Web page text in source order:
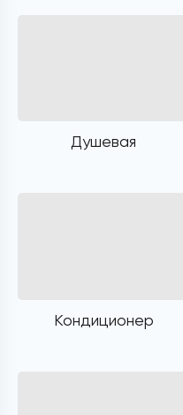
Душевая
Кондиционер